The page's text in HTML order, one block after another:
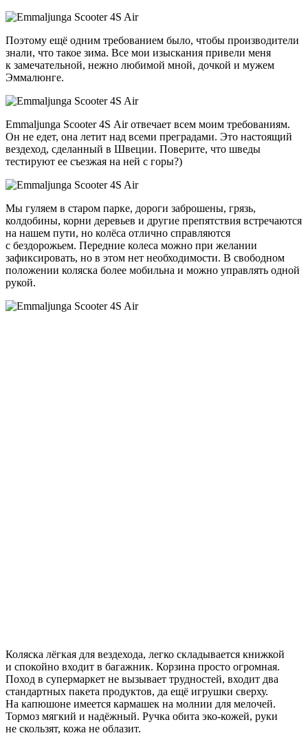
Поэтому ещё одним требованием было, чтобы производители
знали, что такое зима. Все мои изыскания привели меня
к замечательной, нежно любимой мной, дочкой и мужем
Эммалюнге.
Emmaljunga Scooter 4S Air отвечает всем моим требованиям.
Он не едет, она летит над всеми преградами. Это настоящий
вездеход, сделанный в Швеции. Поверите, что шведы
тестируют ее съезжая на ней с горы?)
Мы гуляем в старом парке, дороги заброшены, грязь,
колдобины, корни деревьев и другие препятствия встречаются
на нашем пути, но колёса отлично справляются
с бездорожьем. Передние колеса можно при желании
зафиксировать, но в этом нет необходимости. В свободном
положении коляска более мобильна и можно управлять одной
рукой.
Коляска лёгкая для вездехода, легко складывается книжкой
и спокойно входит в багажник. Корзина просто огромная.
Поход в супермаркет не вызывает трудностей, входит два
стандартных пакета продуктов, да ещё игрушки сверху.
На капюшоне имеется кармашек на молнии для мелочей.
Тормоз мягкий и надёжный. Ручка обита эко-кожей, руки
не скользят, кожа не облазит.